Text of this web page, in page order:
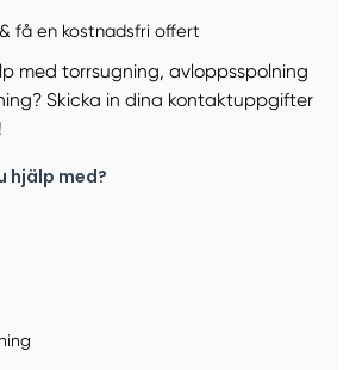
få en kostnadsfri offert
med torrsugning, avloppsspolning
Skicka in dina kontaktuppgifter
hjälp med?